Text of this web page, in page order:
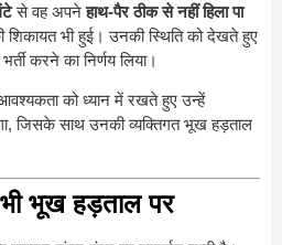
से वह अपनेहाथ-पैर ठीक से नहीं हिला पा
शिकायत भी हुई। उनकी स्थिति को देखते हुए
करने का निर्णय लिया।
को ध्यान में रखते हुए उन्हें
जिसके साथ उनकी व्यक्तिगत भूख हड़ताल
भूख हड़ताल पर